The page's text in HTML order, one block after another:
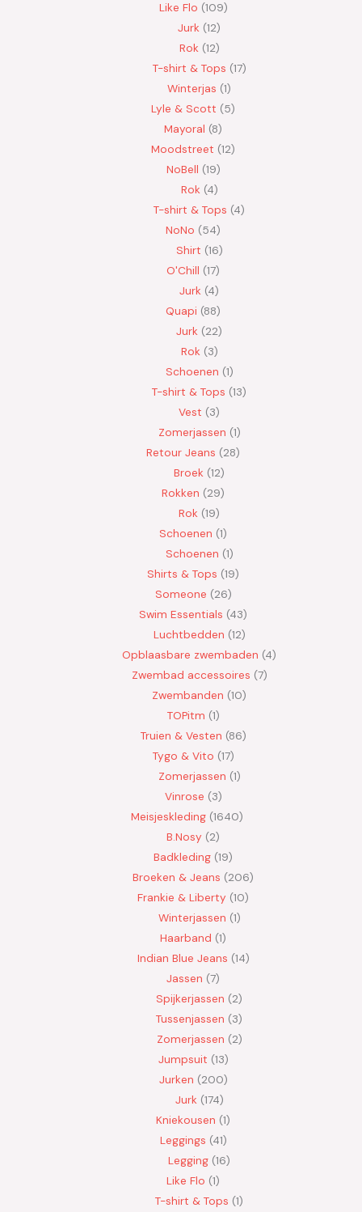
Like Flo 109
Jurk 12
Rok 12
T-shirt & Tops 17
Winterjas 1
Lyle & Scott
5
Mayoral 8
Moodstreet 12
NoBell 19
Rok 4
T-shirt & Tops 4
NoNo
54
Shirt 16
O'Chill 17
Jurk 4
Quapi 88
Jurk 22
Rok 3
Schoenen 1
T-shirt & Tops 13
Vest
3
Zomerjassen 1
Retour Jeans
28
Broek 12
Rokken
29
Rok 19
Schoenen 1
Schoenen 1
Shirts & Tops 19
Someone 26
Swim Essentials 43
Luchtbedden 12
Opblaasbare zwembaden 4
Zwembad accessoires 7
Zwembanden 10
TOPitm 1
Truien & Vesten 86
Tygo & Vito 17
Zomerjassen 1
Vinrose 3
Meisjeskleding 1640
B.Nosy
2
Badkleding 19
Broeken & Jeans
206
Frankie & Liberty 10
Winterjassen 1
Haarband 1
Indian Blue Jeans 14
Jassen 7
Spijkerjassen
2
Tussenjassen
3
Zomerjassen 2
Jumpsuit 13
Jurken 200
Jurk 174
Kniekousen 1
Leggings 41
Legging 16
Like Flo 1
T-shirt & Tops 1